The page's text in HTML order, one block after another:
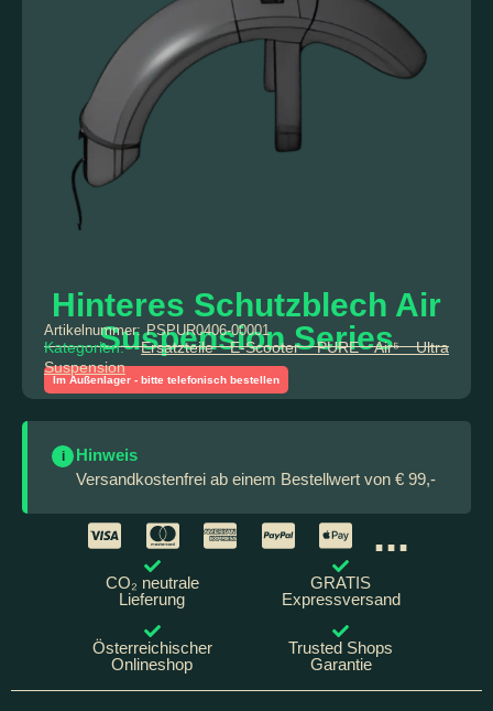
Hinteres Schutzblech Air
Suspension Series
Im Außenlager - bitte telefonisch bestellen
Artikelnummer: PSPUR0406-00001
Kategorien:Ersatzteile E-Scooter PURE Air⁵ Ultra
Suspension
i
Hinweis
Versandkostenfrei ab einem Bestellwert von € 99,-
...
CO₂ neutrale
Lieferung
GRATIS
Expressversand
Österreichischer
Onlineshop
Trusted Shops
Garantie